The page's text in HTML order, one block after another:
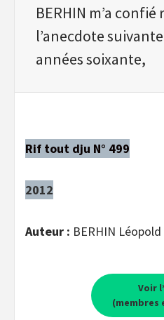
BERHIN m’a
l’anecdote
années soixante,
Rif tout dju N° 499
2012
Auteur : BERHIN Léopold
Voir
(membres